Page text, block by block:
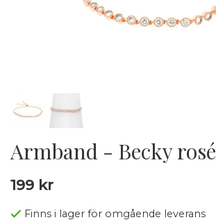
Armband - Becky rosé
199 kr
Finns i lager för omgående leverans